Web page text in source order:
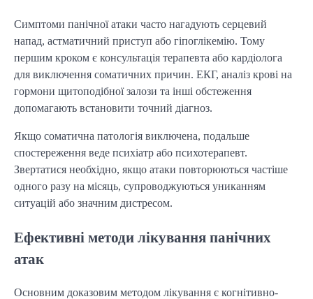
Симптоми панічної атаки часто нагадують серцевий
напад, астматичний приступ або гіпоглікемію. Тому
першим кроком є консультація терапевта або кардіолога
для виключення соматичних причин. ЕКГ, аналіз крові на
гормони щитоподібної залози та інші обстеження
допомагають встановити точний діагноз.
Якщо соматична патологія виключена, подальше
спостереження веде психіатр або психотерапевт.
Звертатися необхідно, якщо атаки повторюються частіше
одного разу на місяць, супроводжуються униканням
ситуацій або значним дистресом.
Ефективні методи лікування панічних
атак
Основним доказовим методом лікування є когнітивно-